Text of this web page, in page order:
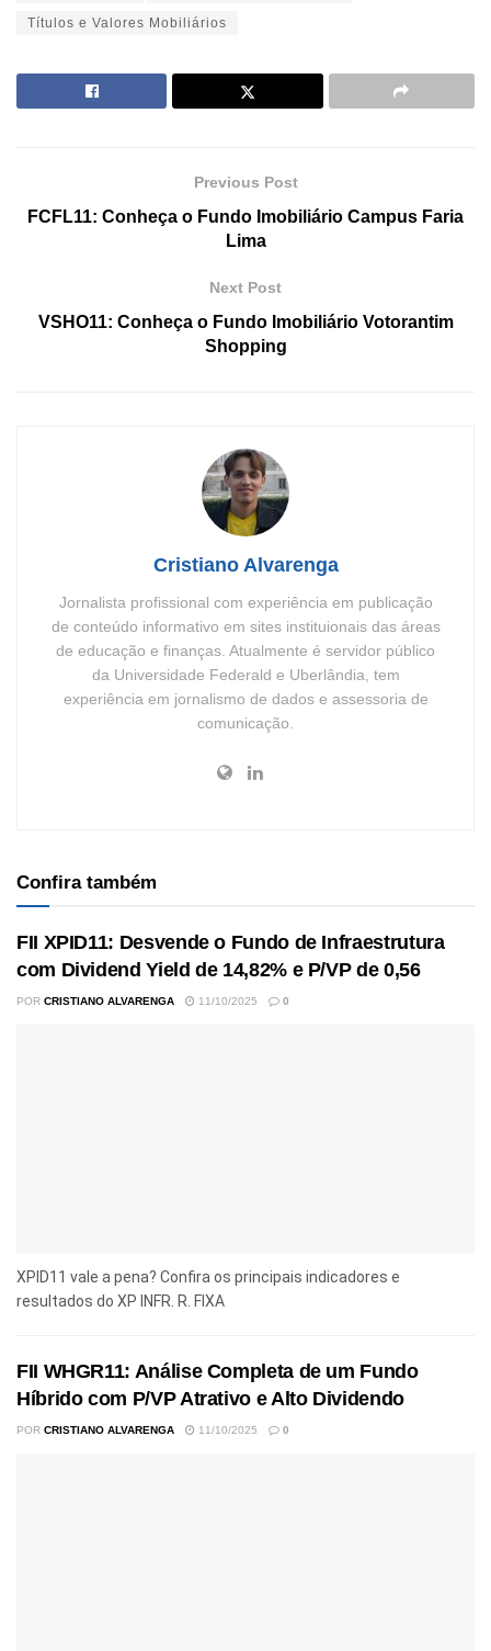
Títulos e Valores Mobiliários
Previous Post
FCFL11: Conheça o Fundo Imobiliário Campus Faria
Lima
Next Post
VSHO11: Conheça o Fundo Imobiliário Votorantim
Shopping
Cristiano Alvarenga
Jornalista profissional com experiência em publicação
de conteúdo informativo em sites instituionais das áreas
de educação e finanças. Atualmente é servidor público
da Universidade Federald e Uberlândia, tem
experiência em jornalismo de dados e assessoria de
comunicação.
Confira também
FII XPID11: Desvende o Fundo de Infraestrutura
com Dividend Yield de 14,82% e P/VP de 0,56
POR CRISTIANO ALVARENGA 11/10/2025 0
XPID11 vale a pena? Confira os principais indicadores e
resultados do XP INFR. R. FIXA
FII WHGR11: Análise Completa de um Fundo
Híbrido com P/VP Atrativo e Alto Dividendo
POR CRISTIANO ALVARENGA 11/10/2025 0